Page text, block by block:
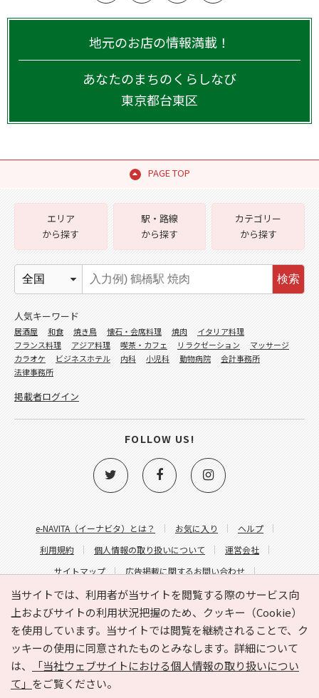
地元のお店の情報満載！
あなたのまちのくらしなび
東京都台東区
PAGE TOP
当サイトでは、利用者が当サイトを閲覧する際のサービス向
上およびサイトの利用状況把握のため、クッキー（Cookie）
を使用しています。当サイトでは閲覧を継続されることで、ク
ッキーの使用に同意されたものとみなします。詳細について
は、
「当社ウェブサイトにおける個人情報の取り扱いについ
て」 をご覧ください。
e-NAVITA（イーナビタ）とは？ お気に入り
ヘルプ
利用規約
個人情報の取り扱いについて
運営会社
サイトマップ
広告掲載に関するお問い合わせ
サイトの内容に関するお問い合わせ
エリア
から探す
駅・路線
から探す
カテゴリー
から探す
検索
人気キーワード
居酒屋 和食 焼き鳥 懐石・会席料理 焼肉
イタリア料理
フランス料理
アジア料理 喫茶・カフェ リラクゼーション
マッサージ
カラオケ
ビジネスホテル 内科 小児科 動物病院
会計事務所
法律事務所
掲載者ログイン
FOLLOW US!
Copyright © HYOJITO.Co.,Ltd. All Rights Reserved.